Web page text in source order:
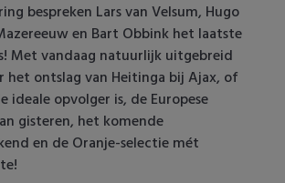
bespreken Lars van Velsum, Hugo
en Bart Obbink het laatste
Met vandaag natuurlijk uitgebreid
het ontslag van Heitinga bij Ajax, of
ideale opvolger is, de Europese
gisteren, het komende
en de Oranje-selectie mét